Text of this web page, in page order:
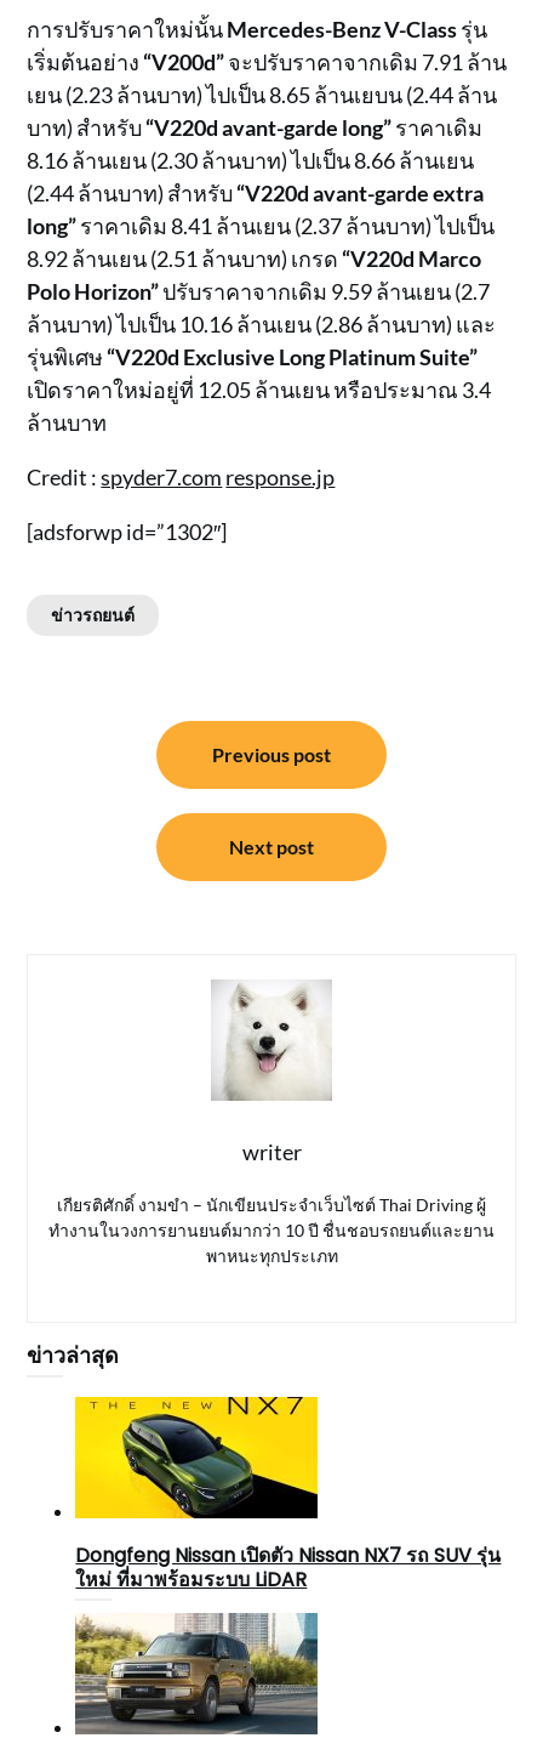
การปรับราคาใหม่นั้นMercedes-Benz V-Classรุ่น
เริ่มต้นอย่าง “V200d”จะปรับราคาจากเดิม 7.91 ล้าน
เยน (2.23 ล้านบาท) ไปเป็น 8.65 ล้านเยบน (2.44 ล้าน
บาท) สำหรับ“V220d avant-garde long”ราคาเดิม
8.16 ล้านเยน (2.30 ล้านบาท) ไปเป็น 8.66 ล้านเยน
(2.44 ล้านบาท) สำหรับ“V220d avant-garde extra
long”ราคาเดิม 8.41 ล้านเยน (2.37 ล้านบาท) ไปเป็น
8.92 ล้านเยน (2.51 ล้านบาท) เกรด “V220d Marco
Polo Horizon”ปรับราคาจากเดิม 9.59 ล้านเยน (2.7
ล้านบาท) ไปเป็น 10.16 ล้านเยน (2.86 ล้านบาท) และ
รุ่นพิเศษ “V220d Exclusive Long Platinum Suite”
เปิดราคาใหม่อยู่ที่ 12.05 ล้านเยน หรือประมาณ 3.4
ล้านบาท
Credit :spyder7.com response.jp
[adsforwp id=”1302″]
ข่าวรถยนต์
Previous post
Next post
writer
เกียรติศักดิ์ งามขำ – นักเขียนประจำเว็บไซต์ Thai Driving ผู้
ทำงานในวงการยานยนต์มากว่า 10 ปี ชื่นชอบรถยนต์และยาน
พาหนะทุกประเภท
ข่าวล่าสุด
Dongfeng Nissan เปิดตัว Nissan NX7 รถ SUV รุ่น
ใหม่ ที่มาพร้อมระบบ LiDAR